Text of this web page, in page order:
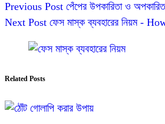
Previous Post পেঁপের উপকারিতা ও
Next Post ফেস মাস্ক ব্যবহারের নিয়ম -
Related Posts